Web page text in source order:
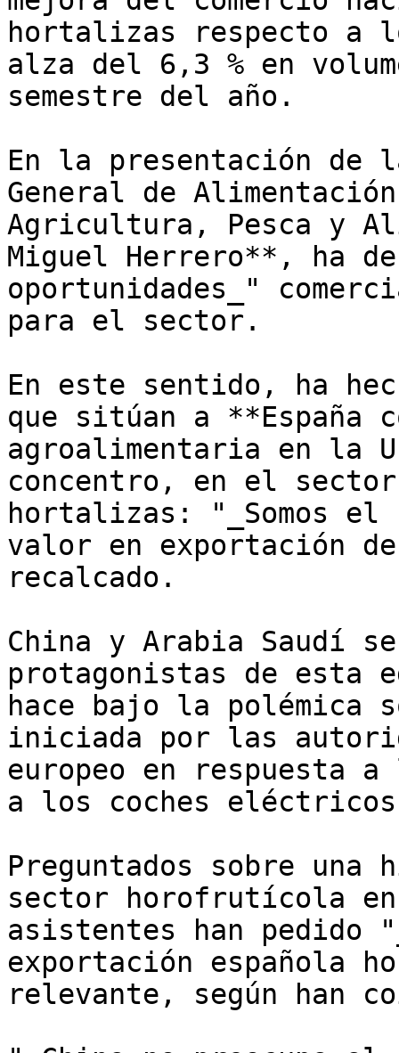
hortalizas respecto a
alza del 6,3 % en
semestre del año.
En la presentación
General de
Agricultura, Pesca y
Miguel Herrero**, ha
oportunidades_"
para el sector.
En este sentido, ha
que sitúan a **España
agroalimentaria en la
concentro, en el
hortalizas: "_Somos el
valor en exportación
recalcado.
China y Arabia Saudí
protagonistas de esta
hace bajo la polémica
iniciada por las
europeo en respuesta
a los coches
Preguntados sobre
sector horofrutícola
asistentes han pedido
exportación española
relevante, según han